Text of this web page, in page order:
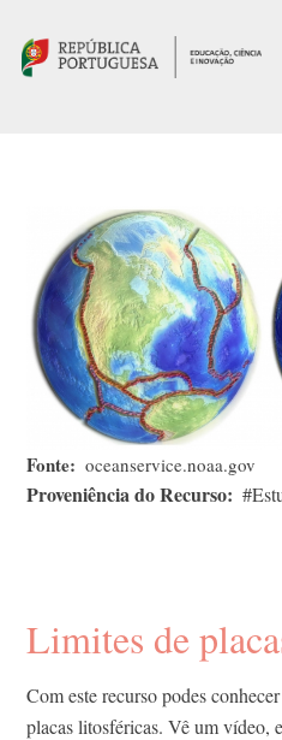
Fonte oceanservice.noaa.gov
Proveniência do Recurso
Limites de
Com este recurso podes
placas litosféricas. Vê um vídeo,